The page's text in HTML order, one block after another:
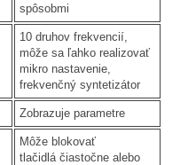
spôsobmi
10 druhov frekvencií,
môže sa ľahko realizovať
mikro nastavenie,
frekvenčný syntetizátor
Zobrazuje parametre
Môže blokovať
tlačidlá čiastočne alebo